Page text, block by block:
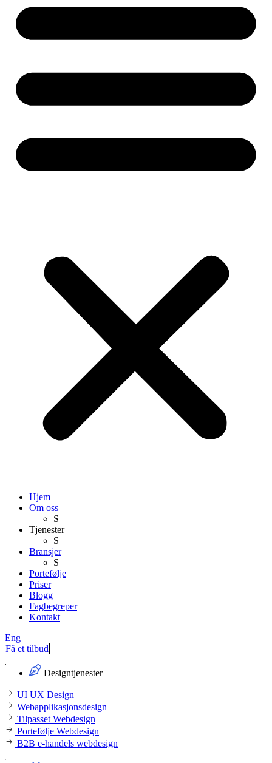
Hjem
Om oss
S
Tjenester
S
Bransjer
S
Portefølje
Priser
Blogg
Fagbegreper
Kontakt
Eng
Få et tilbud
Designtjenester
UI UX Design
Webapplikasjonsdesign
Tilpasset Webdesign
Portefølje Webdesign
B2B e-handels webdesign